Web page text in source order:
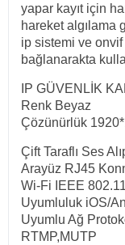
yapar kayıt için
hareket algılama
ip sistemi ve
bağlanarakta
IP GÜVENLİK
Renk Beyaz
Çözünürlük
Çift Taraflı Ses
Arayüz RJ45
Wi-Fi IEEE
Uyumluluk iOS/
Uyumlu Ağ
RTMP,MUTP